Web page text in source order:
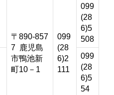
〒890-857
7 鹿児島
市鴨池新
町10－1
099
(28
6)2
111
099
(28
6)5
508
099
(28
6)5
54